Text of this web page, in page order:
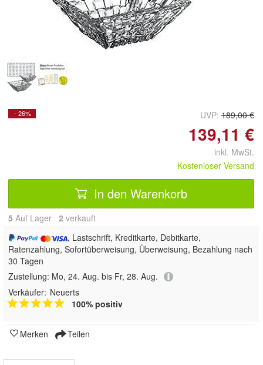
Doppelt antippen zum
vergrößern
- 26% UVP: 189,00 €
139,11 €
inkl. MwSt.
Kostenloser Versand
In den Warenkorb
5 Auf Lager 2 verkauft
, Lastschrift, Kreditkarte, Debitkarte,
Ratenzahlung, Sofortüberweisung, Überweisung, Bezahlung nach
30 Tagen
Zustellung: Mo, 24. Aug. bis Fr, 28. Aug.
Verkäufer: Neuerts
100% positiv
Merken Teilen